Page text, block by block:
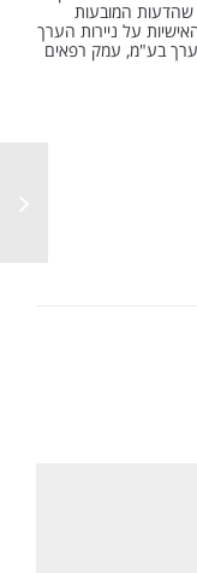
מצהיר בזאת שהדעות המובעות
על ניירות הערך
השקעות וניירות ערך בע"מ, עמק רפאים